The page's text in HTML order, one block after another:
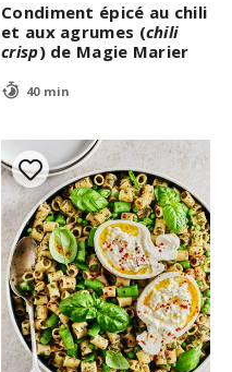
Condiment épicé au chili
et aux agrumes (chili
crisp) de Magie Marier
40 min